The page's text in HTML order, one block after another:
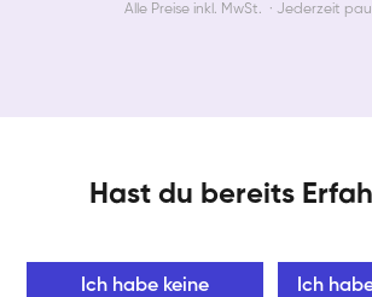
Alle Preise inkl. MwSt. · Jederzeit
Hast du bereits
Ich habe keine
Ich